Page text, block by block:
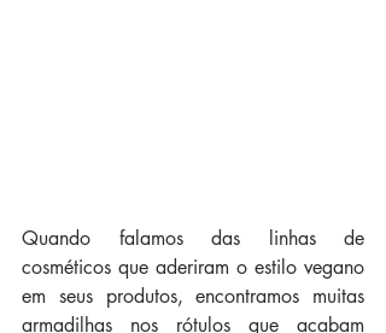
Quando falamos das linhas de
cosméticos que aderiram o estilo vegano
em seus produtos, encontramos muitas
armadilhas nos rótulos que acabam